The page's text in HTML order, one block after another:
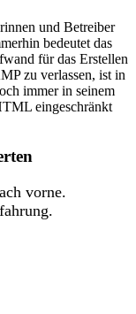
und Betreiber
bedeutet das
für das Erstellen
zu verlassen, ist in
immer in seinem
eingeschränkt
vorne.